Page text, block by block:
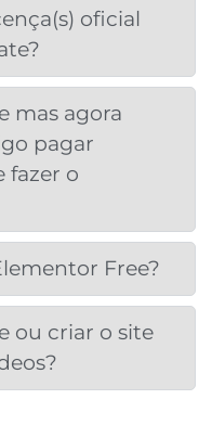
oficial
mas agora
pagar
fazer o
Free?
ou criar o site